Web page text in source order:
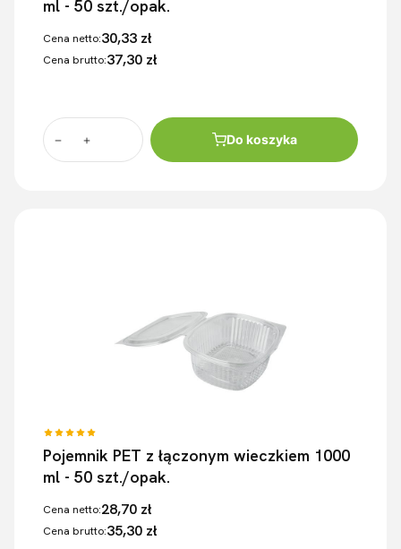
ml - 50 szt./opak.
Cena netto:30,33 zł
Cena brutto:37,30 zł
Do koszyka
Pojemnik PET z łączonym wieczkiem 1000
ml - 50 szt./opak.
Cena netto:28,70 zł
Cena brutto:35,30 zł